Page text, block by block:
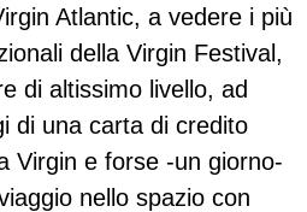
Atlantic, a vedere i più
della Virgin Festival,
di altissimo livello, ad
di una carta di credito
Virgin e forse -un giorno-
nello spazio con